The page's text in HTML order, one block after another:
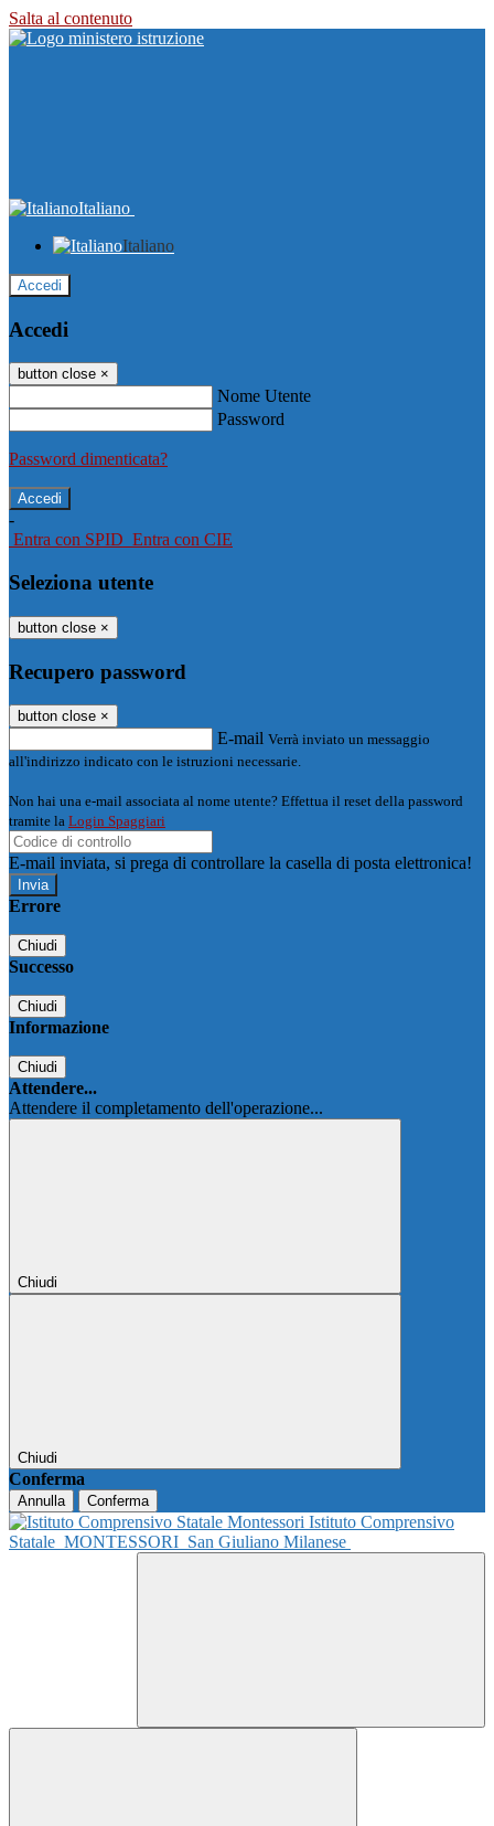
Salta al contenuto
Italiano
Italiano
Accedi
Accedi
button close ×
Nome Utente
Password
Password dimenticata?
-
Entra con SPID Entra con CIE
Seleziona utente
button close ×
Recupero password
button close ×
E-mail Verrà inviato un messaggio
all'indirizzo indicato con le istruzioni necessarie.
Non hai una e-mail associata al nome utente? Effettua il reset della password
tramite la Login Spaggiari
E-mail inviata, si prega di controllare la casella di posta elettronica!
Errore
Chiudi
Successo
Chiudi
Informazione
Chiudi
Attendere...
Attendere il completamento dell'operazione...
Chiudi
Chiudi
Conferma
Annulla Conferma
Istituto Comprensivo
Statale MONTESSORI San Giuliano Milanese